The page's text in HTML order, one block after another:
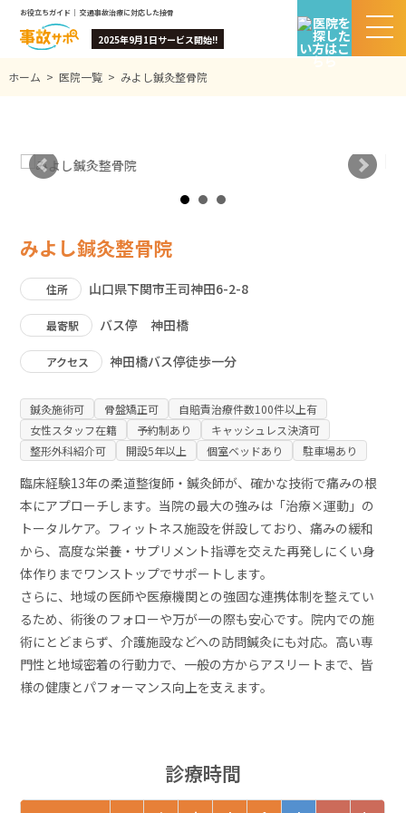
お役立ちガイド｜ 交通事故治療に対応した接骨院・整骨院を検索｜無料相談＆お見舞金あり
2025年9月1日サービス開始!!
ホーム > 医院一覧> みよし鍼灸整骨院
みよし鍼灸整骨院
住所 山口県下関市王司神田6-2-8
最寄駅 バス停 神田橋
アクセス 神田橋バス停徒歩一分
鍼灸施術可 骨盤矯正可
自賠責治療件数100件以上有
女性スタッフ在籍
予約制あり
キャッシュレス決済可
整形外科紹介可
開設5年以上 個室ベッドあり 駐車場あり
臨床経験13年の柔道整復師・鍼灸師が、確かな技術で痛みの根
本にアプローチします。当院の最大の強みは「治療×運動」の
トータルケア。フィットネス施設を併設しており、痛みの緩和
から、高度な栄養・サプリメント指導を交えた再発しにくい身
体作りまでワンストップでサポートします。
さらに、地域の医師や医療機関との強固な連携体制を整えてい
るため、術後のフォローや万が一の際も安心です。院内での施
術にとどまらず、介護施設などへの訪問鍼灸にも対応。高い専
門性と地域密着の行動力で、一般の方からアスリートまで、皆
様の健康とパフォーマンス向上を支えます。
診療時間